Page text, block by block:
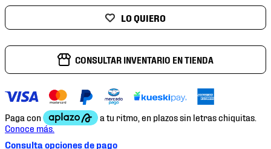
CONSULTAR INVENTARIO EN TIENDA
Consulta opciones de pago